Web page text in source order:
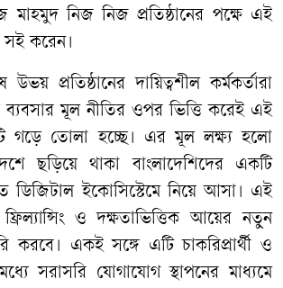
মাহমুদ নিজ নিজ প্রতিষ্ঠানের পক্ষে এই
সই করেন।
উভয় প্রতিষ্ঠানের দায়িত্বশীল কর্মকর্তারা
ব্যবসার মূল নীতির ওপর ভিত্তি করেই এই
গড়ে তোলা হচ্ছে। এর মূল লক্ষ্য হলো
ছড়িয়ে থাকা বাংলাদেশিদের একটি
ডিজিটাল ইকোসিস্টেমে নিয়ে আসা। এই
ফ্রিল্যান্সিং ও দক্ষতাভিত্তিক আয়ের নতুন
একই সঙ্গে এটি চাকরিপ্রার্থী ও
সরাসরি যোগাযোগ স্থাপনের মাধ্যমে